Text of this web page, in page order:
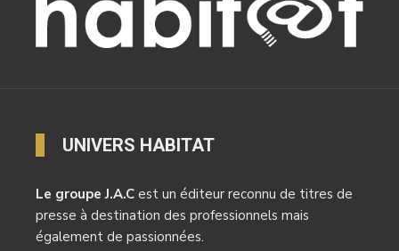
UNIVERS HABITAT
Le groupe J.A.C est un éditeur reconnu de titres de
presse à destination des professionnels mais
également de passionnées.